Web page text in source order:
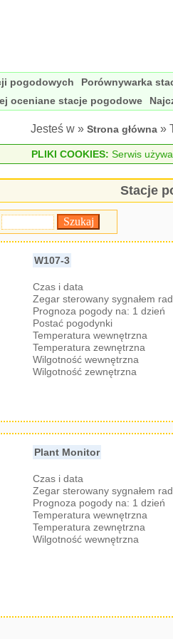
pogodowych Porównywarka
oceniane stacje pogodowe
Jesteś w » Strona główna »
PLIKI COOKIES: Serwis
Stacje
W107-3
Czas i data
Zegar sterowany sygnałem
Prognoza pogody na: 1 dzień
Postać pogodynki
Temperatura wewnętrzna
Temperatura zewnętrzna
Wilgotność wewnętrzna
Wilgotność zewnętrzna
Plant Monitor
Czas i data
Zegar sterowany sygnałem
Prognoza pogody na: 1 dzień
Temperatura wewnętrzna
Temperatura zewnętrzna
Wilgotność wewnętrzna